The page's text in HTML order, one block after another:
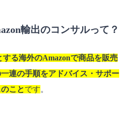
輸出のコンサルって？
する海外のAmazonで商品を販売
連の手順をアドバイス・サポー
ことです。